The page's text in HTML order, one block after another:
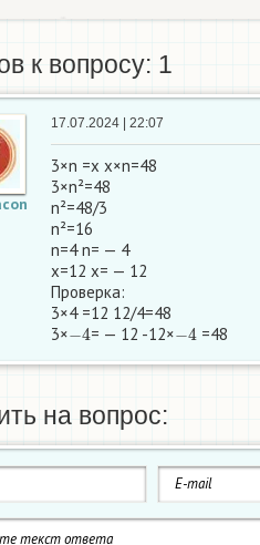
к вопросу: 1
17.07.2024 | 22:07
3×n =x x×n=48
3×n²=48
n²=48/3
n²=16
n=4 n= — 4
x=12 x= — 12
Проверка:
3×4 =12 12/4=48
3×−4 = — 12 -12× =48
на вопрос: